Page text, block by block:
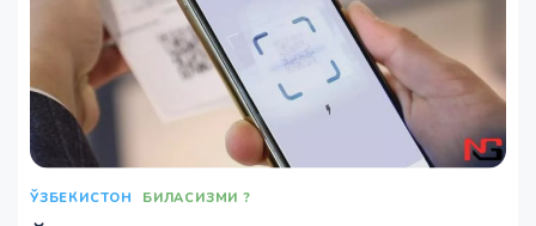
ЎЗБЕКИСТОН БИЛАСИЗМИ ?